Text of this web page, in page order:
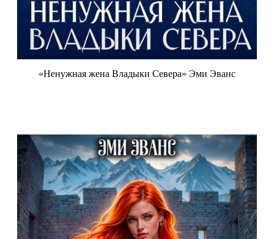
«Ненужная жена Владыки Севера» Эми Эванс